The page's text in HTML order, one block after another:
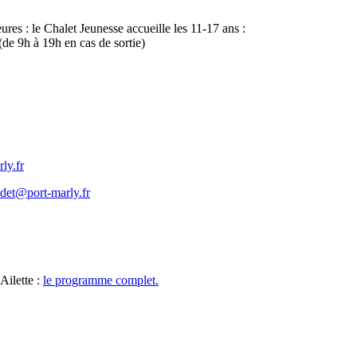
: le Chalet Jeunesse accueille les 11-17 ans :
9h à 19h en cas de sortie)
marly.fr
: le programme complet.